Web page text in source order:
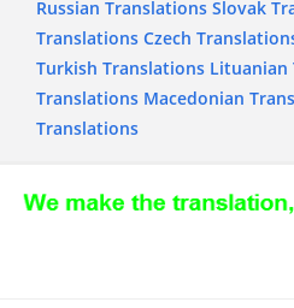
Russian Translations Slovak
Translations Czech
Turkish Translations Lituanian
Translations Macedonian
Translations